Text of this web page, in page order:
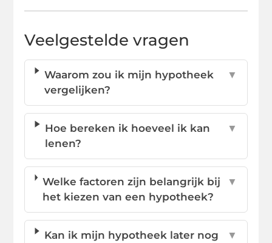
Veelgestelde vragen
Waarom zou ik mijn hypotheek
vergelijken?
▼
Hoe bereken ik hoeveel ik kan
lenen?
▼
Welke factoren zijn belangrijk bij
het kiezen van een hypotheek?
▼
Kan ik mijn hypotheek later nog
▼